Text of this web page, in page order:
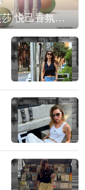
IPSA茵芙莎 悦己香氛凝露上市